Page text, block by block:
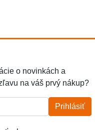
o novinkách a
na váš prvý nákup?
Prihlásiť